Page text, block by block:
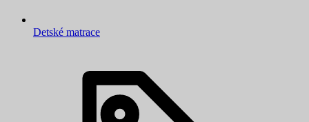
Detské matrace